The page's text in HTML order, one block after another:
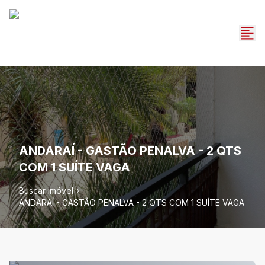
ANDARAÍ - GASTÃO PENALVA - 2 QTS
COM 1 SUÍTE VAGA
Buscar imóvel
ANDARAÍ - GASTÃO PENALVA - 2 QTS COM 1 SUÍTE VAGA